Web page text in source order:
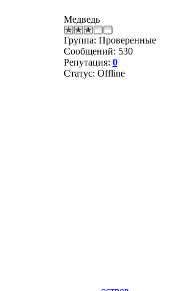
Медведь
Группа: Проверенные
Сообщений: 530
Репутация: 0
Статус: Offline